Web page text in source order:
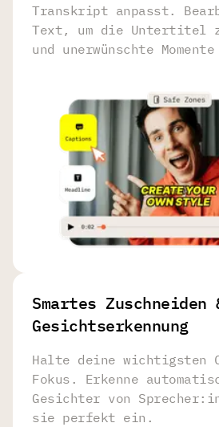
Transkript anpasst.
Text, um die Untertitel
und unerwünschte
Smartes Zuschneiden
Gesichtserkennung
Halte deine wichtigsten
Fokus. Erkenne
Gesichter von
sie perfekt ein.